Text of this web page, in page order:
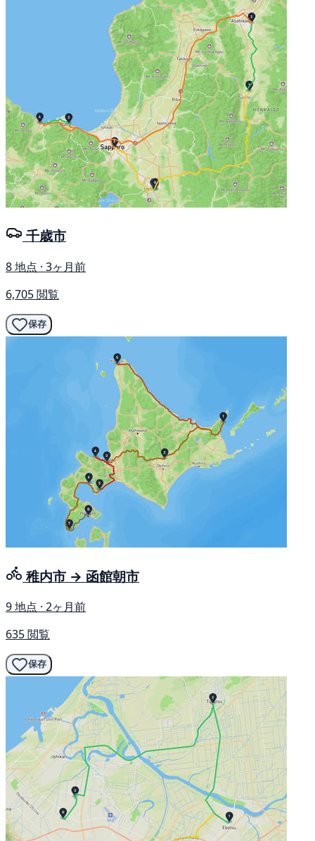
千歳市
8 地点 · 3ヶ月前
6,705 閲覧
保存
稚内市 → 函館朝市
9 地点 · 2ヶ月前
635 閲覧
保存